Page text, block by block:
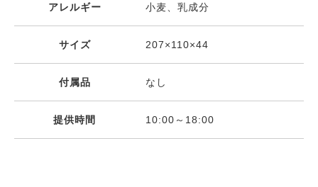
アレルギー 小麦、乳成分
サイズ 207×110×44
付属品 なし
提供時間 10:00～18:00